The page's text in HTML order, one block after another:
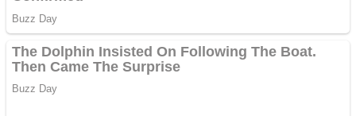
și obține bani urgent!